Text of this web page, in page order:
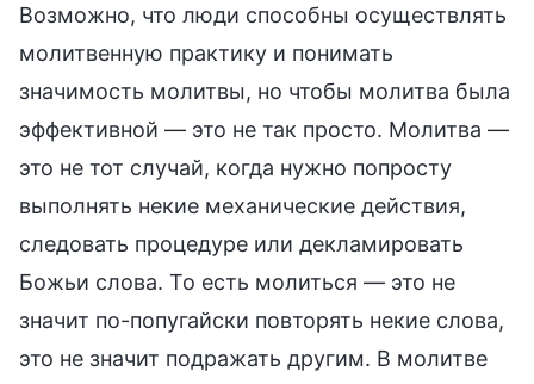
Возможно, что люди способны осуществлять
молитвенную практику и понимать
значимость молитвы, но чтобы молитва была
эффективной — это не так просто. Молитва —
это не тот случай, когда нужно попросту
выполнять некие механические действия,
следовать процедуре или декламировать
Божьи слова. То есть молиться — это не
значит по-попугайски повторять некие слова,
это не значит подражать другим. В молитве